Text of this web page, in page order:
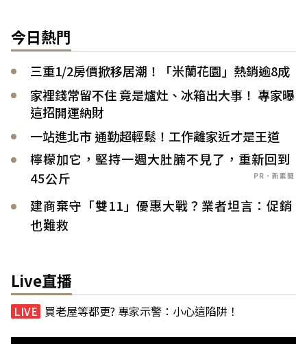
今日熱門
三重1/2房價掀移居潮！「米蘭花園」熱銷逾8成
家裡錢常留不住 竟是爐灶、冰箱出大事！ 專家曝
這招開運納財
一站進北市 通勤超輕鬆！工作離家近才是王道
檸檬加它，堅持一週大肚腩不見了，重新回到
45公斤
PR．新素簡
建商棄守「雙11」優惠大戰？業者坦言：促銷
也難救
Live直播
買老屋等都更? 專家示警：小心這陷阱！